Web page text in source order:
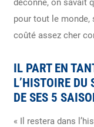
déconne, on savait
pour tout le monde,
coûté assez cher
IL PART EN
L’HISTOIRE DU
DE SES 5
« Il restera dans